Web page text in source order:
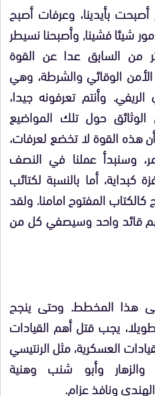
بأيدينا، وعرفات أصبح
شيئا فشينا, وأصبحنا نسيطر
من السابق عدا عن القوة
الوقائي والشرطة، وهي
وأنتم تعرفونه جيدا،
حول تلك المواضيع
هذه القوة لا تخضع لعرفات،
وسنبدأ عملنا في النصف
أما بالنسبة لكتائب
المفتوح امامنا. ولقد
قائد واحد وسيصفي كل من
هذا المخطط. وحتى ينجح
يجب قتل أهم القيادات
العسكرية، مثل الرنتيسي
وأبو شنب وهنية
ونافذ عزام.